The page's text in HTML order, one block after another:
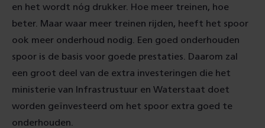
en het wordt nóg drukker. Hoe meer treinen, hoe
beter. Maar waar meer treinen rijden, heeft het spoor
ook meer onderhoud nodig. Een goed onderhouden
spoor is de basis voor goede prestaties. Daarom zal
een groot deel van de extra investeringen die het
ministerie van Infrastrustuur en Waterstaat doet
worden geïnvesteerd om het spoor extra goed te
onderhouden.